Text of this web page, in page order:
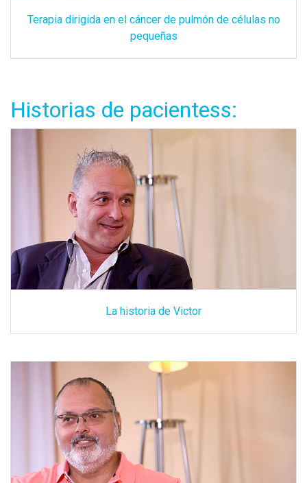
Terapia dirigida en el cáncer de pulmón de células no
pequeñas
Historias de pacientess:
La historia de Victor